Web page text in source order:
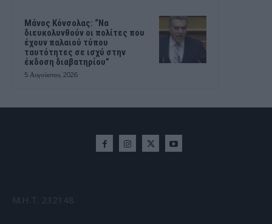
Μάνος Κόνσολας: “Να
διευκολυνθούν οι πολίτες που
έχουν παλαιού τύπου
ταυτότητες σε ισχύ στην
έκδοση διαβατηρίου”
5 Αυγούστου, 2026
Μ.Η.Τ. 232148